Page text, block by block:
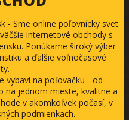
- Sme online poľovnícky svet
internetové obchody s
Ponúkame široký výber
a ďalšie voľnočasové
vybaví na poľovačku - od
na jednom mieste, kvalitne a
v akomkoľvek počasí, v
podmienkach.